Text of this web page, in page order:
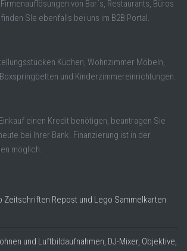
von Bar´s, Restaurants, Büros
SIe ebenfalls bei uns im B2B Portal.
Küchen, Wohnzimmer Möbeln,
und Kinderzimmereinrichtungen.
einen Kredit benötigen, beantragen Sie
bei Ihrer Bank. Finanzierung ist in der
möglich.
Zeitschriften Repost und Lego Sammelkarten
und Luftbildaufnahmen, DJ-Mixer, Objektive,